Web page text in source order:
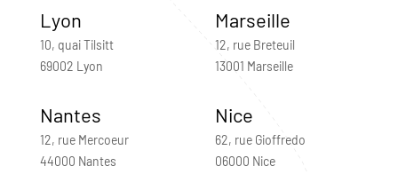
Lyon
10, quai Tilsitt
69002 Lyon
Marseille
12, rue Breteuil
13001 Marseille
Nantes
12, rue Mercoeur
44000 Nantes
Nice
62, rue Gioffredo
06000 Nice